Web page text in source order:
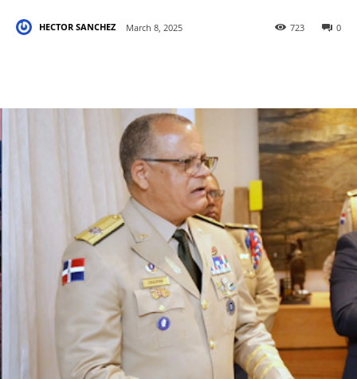
HECTOR SANCHEZ March 8, 2025 0
723